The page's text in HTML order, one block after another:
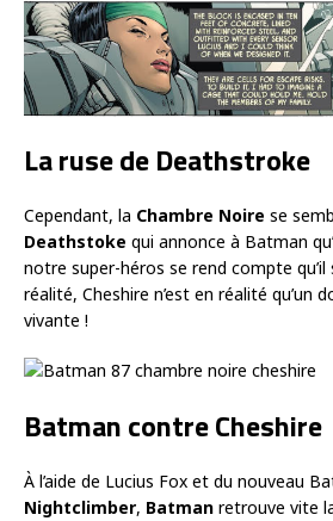
La ruse de Deathstroke
Cependant, la Chambre Noire se
Deathstoke qui annonce à Batman
notre super-héros se rend compte qu’il
réalité, Cheshire n’est en réalité qu’un
vivante !
Batman contre Cheshire
À l’aide de Lucius Fox et du nouveau
Nightclimber, Batman retrouve vite